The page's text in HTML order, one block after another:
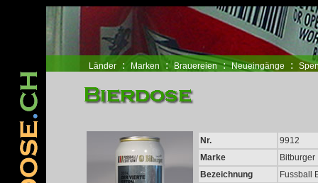
www.pridegoeseast.org コンバース ハイカット NIKE スニーカー バレンシアガ
Länder : Marken : Brauereien : Neueingänge :
Nr.
9912
Marke
Bitburger
Bezeichnung
Fussball